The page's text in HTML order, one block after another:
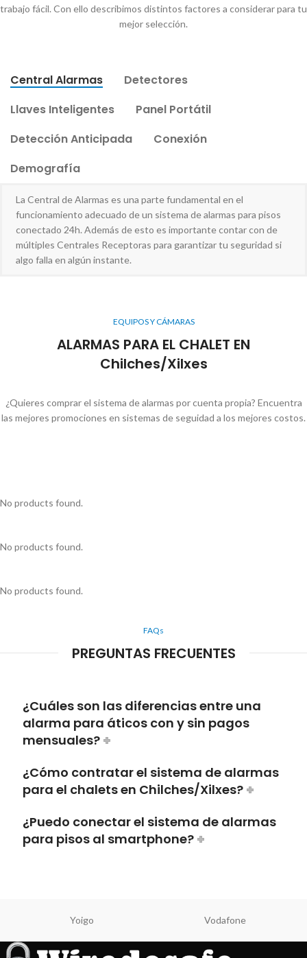
trabajo fácil. Con ello describimos distintos factores a considerar para tu
mejor selección.
Central Alarmas
Detectores
Llaves Inteligentes
Panel Portátil
Detección Anticipada
Conexión
Demografía
La Central de Alarmas es una parte fundamental en el
funcionamiento adecuado de un sistema de alarmas para pisos
conectado 24h. Además de esto es importante contar con de
múltiples Centrales Receptoras para garantizar tu seguridad si
algo falla en algún instante.
EQUIPOS Y CÁMARAS
ALARMAS PARA EL CHALET EN
Chilches/Xilxes
¿Quieres comprar el sistema de alarmas por cuenta propia? Encuentra
las mejores promociones en sistemas de seguidad a los mejores costos.
No products found.
No products found.
No products found.
FAQs
PREGUNTAS FRECUENTES
¿Cuáles son las diferencias entre una
alarma para áticos con y sin pagos
mensuales?
¿Cómo contratar el sistema de alarmas
para el chalets en Chilches/Xilxes?
¿Puedo conectar el sistema de alarmas
para pisos al smartphone?
Yoigo Vodafone